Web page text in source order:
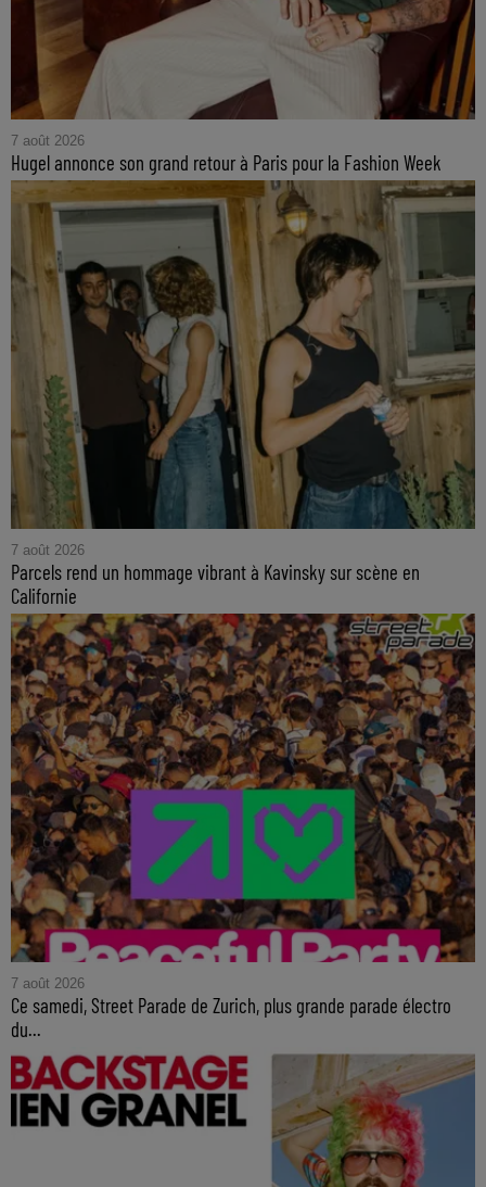
7 août 2026
Hugel annonce son grand retour à Paris pour la Fashion Week
7 août 2026
Parcels rend un hommage vibrant à Kavinsky sur scène en
Californie
7 août 2026
Ce samedi, Street Parade de Zurich, plus grande parade électro
du...